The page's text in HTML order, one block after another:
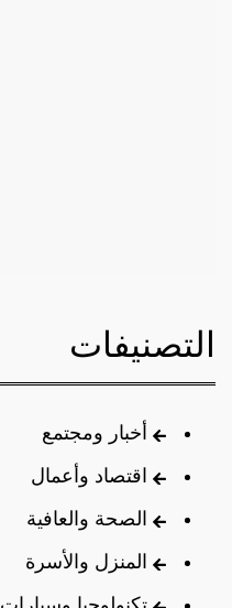
التصنيفات
أخبار ومجتمع
اقتصاد وأعمال
الصحة والعافية
المنزل والأسرة